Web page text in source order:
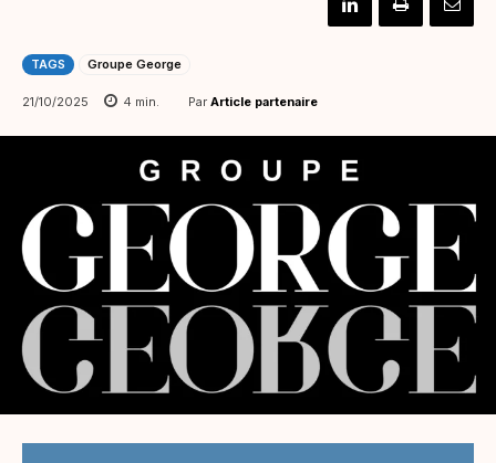
TAGS Groupe George
21/10/2025 4 min. Par Article partenaire